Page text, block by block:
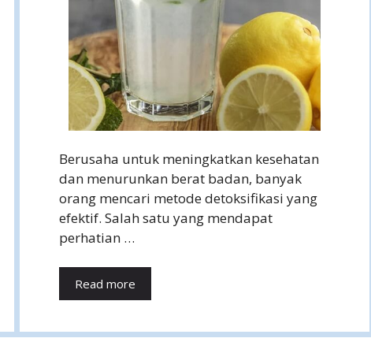
Berusaha untuk meningkatkan kesehatan
dan menurunkan berat badan, banyak
orang mencari metode detoksifikasi yang
efektif. Salah satu yang mendapat
perhatian …
Read more